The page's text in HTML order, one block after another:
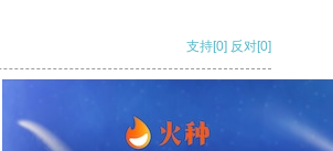
支持[0] 反对[0]